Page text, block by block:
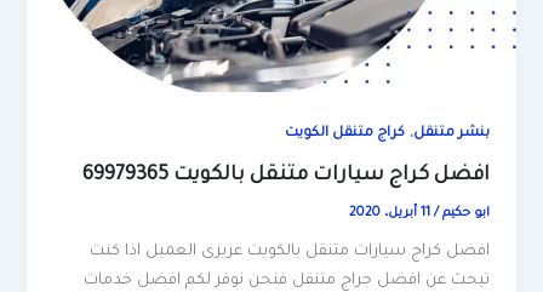
بنشر متنقل,كراج متنقل الكويت
افضل كراج سيارات متنقل بالكويت 69979365
ابو حكيم/11 أبريل، 2020
افضل كراج سيارات متنقل بالكويت عزيزى العميل اذا كنت
تبحث عن افضل جراج متنقل فنحن نوفر لكم افضل خدمات